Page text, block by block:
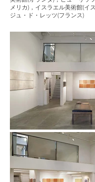
メリカ)，イスラエル美術館(イ
ジュ・ド・レッツ(フランス)